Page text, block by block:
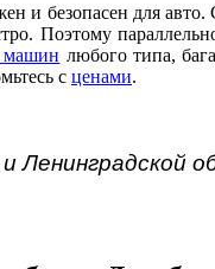
и безопасен для авто.
Поэтому
машин любого типа,
с ценами.
Ленинградской